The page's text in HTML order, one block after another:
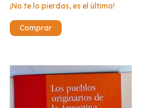
¡No te lo pierdas, es el último!